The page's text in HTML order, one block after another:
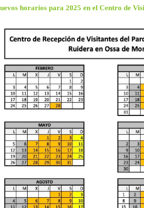
horarios para 2025 en el Centro de